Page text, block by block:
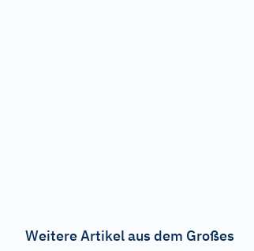
Weitere Artikel aus dem Großes